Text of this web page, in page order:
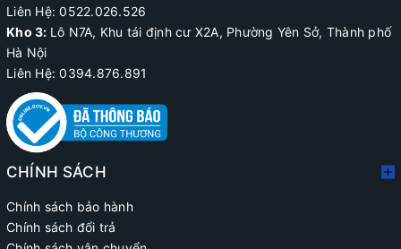
Liên Hệ:0522.026.526
Kho 3: Lô N7A, Khu tái định cư X2A, Phường Yên Sở, Thành phố
Hà Nội
Liên Hệ: 0394.876.891
CHÍNH SÁCH
Chính sách bảo hành
Chính sách đổi trả